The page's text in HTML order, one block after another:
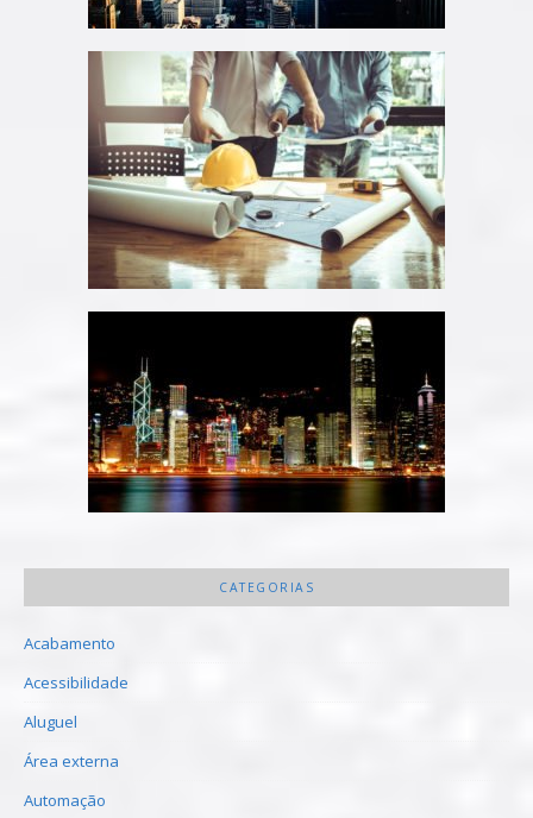
CATEGORIAS
Acabamento
Acessibilidade
Aluguel
Área externa
Automação